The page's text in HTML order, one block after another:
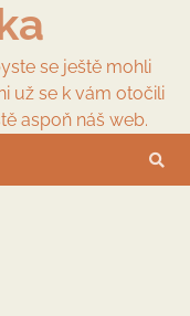
se ještě mohli
už se k vám otočili
aspoň náš web.